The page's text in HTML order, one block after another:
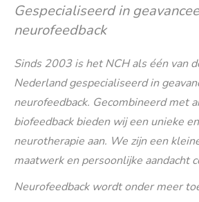
Gespecialiseerd in
neurofeedback
Sinds 2003 is het NCH als één van
Nederland gespecialiseerd in
neurofeedback. Gecombineerd met
biofeedback bieden wij een unieke
neurotherapie aan. We zijn een
maatwerk en persoonlijke aandacht
Neurofeedback wordt onder meer